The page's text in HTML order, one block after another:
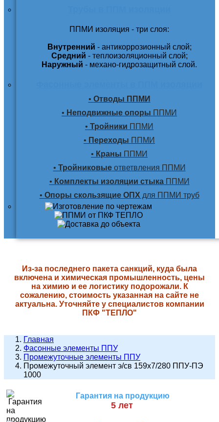
ППМИ изоляция - три слоя:
Внутренний - антикоррозионный слой;
Средний - теплоизоляционный слой;
Наружный - механо-гидрозащитный слой.
• Отводы ППМИ
• Неподвижные опоры ППМИ
• Тройники ППМИ
• Переходы ППМИ
• Краны ППМИ
• Тройниковыеответвления ППМИ
• Комплекты изоляции стыкаППМИ
• Опоры скользящие ОПХ для ППМИ труб
Из-за последнего пакета санкций, куда была
включена и химическая промышленность, цены
на химию и ее логистику подорожали. К
сожалению, стоимость указанная на сайте не
актуальна. Уточняйте у специалистов компании
ПКФ "ТЕПЛО"
Главная
Фасонные элементы ППУ
Промежуточные элементы ППУ
Промежуточный элемент э/св 159х7/280 ППУ-ПЭ
1000
Гарантия на продукцию
5 лет